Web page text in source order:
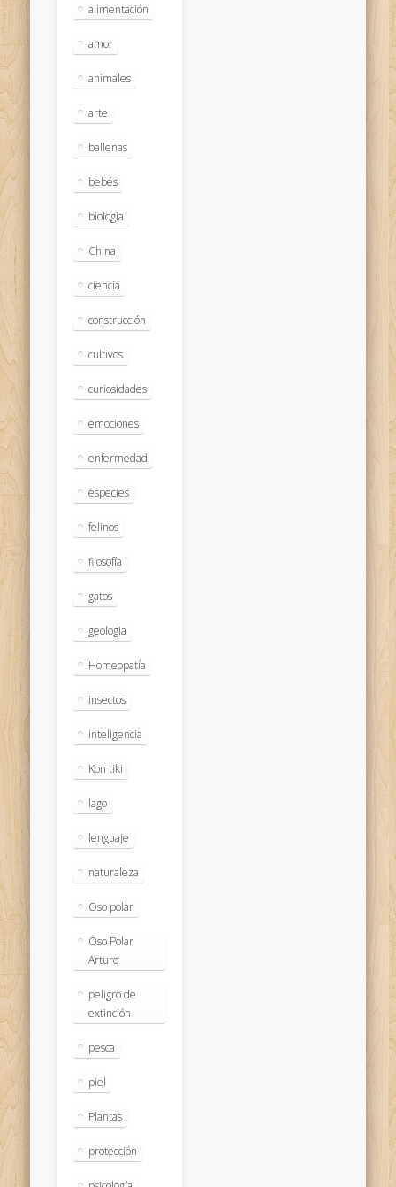
alimentación
amor
animales
arte
ballenas
bebés
biologia
China
ciencia
construcción
cultivos
curiosidades
emociones
enfermedad
especies
felinos
filosofía
gatos
geologia
Homeopatía
insectos
inteligencia
Kon tiki
lago
lenguaje
naturaleza
Oso polar
Oso Polar
Arturo
peligro de
extinción
pesca
piel
Plantas
protección